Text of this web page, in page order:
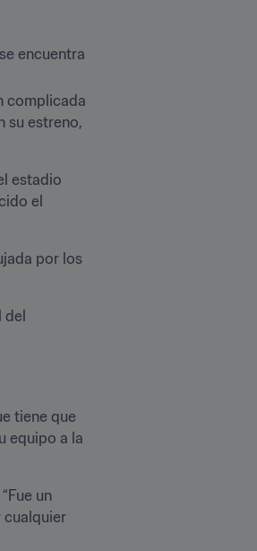
encuentra
complicada
su estreno,
estadio
el
por los
del
tiene que
equipo a la
un
cualquier